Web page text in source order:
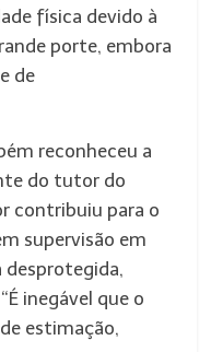
física devido à
porte, embora
de
reconheceu a
do tutor do
contribuiu para o
supervisão em
desprotegida,
inegável que o
estimação,